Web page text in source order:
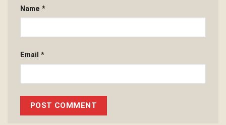
Name *
Email *